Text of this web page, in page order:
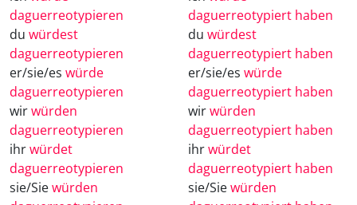
daguerreotypieren
du würdest
daguerreotypieren
er/sie/es würde
daguerreotypieren
wirwürden
daguerreotypieren
ihrwürdet
daguerreotypieren
sie/Siewürden
daguerreotypiert haben
du würdest
daguerreotypiert haben
er/sie/es würde
daguerreotypiert haben
wirwürden
daguerreotypiert haben
ihrwürdet
daguerreotypiert haben
sie/Siewürden